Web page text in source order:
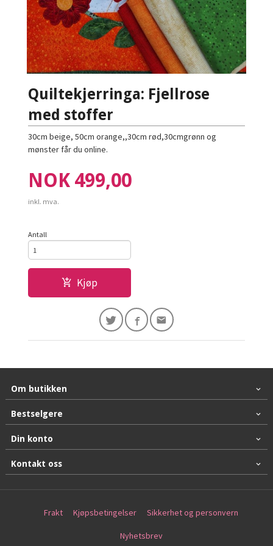
Quiltekjerringa: Fjellrose
med stoffer
30cm beige, 50cm orange,,30cm rød,30cmgrønn og
mønster får du online.
Pris
NOK 499,00
inkl. mva.
Antall
Kjøp
Om butikken
Bestselgere
Din konto
Kontakt oss
Frakt Kjøpsbetingelser Sikkerhet og personvern
Nyhetsbrev